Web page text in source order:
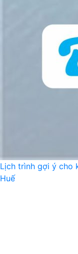
Lịch trình gợi ý cho
Huế